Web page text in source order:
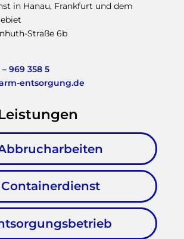
in Hanau, Frankfurt und dem
Straße 6b
– 969 358 5
entsorgung.de
Containerdienst